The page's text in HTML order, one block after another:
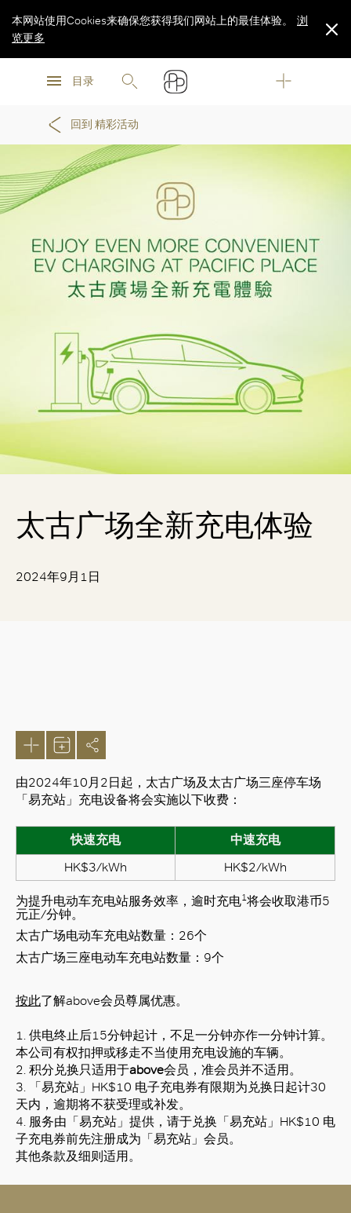
浏
目录
本网站使用Cookies来确保您获得我们网站上的最佳体验。
浏
览更多
回到 精彩活动
太古广场全新充电体验
2024年9月1日
由2024年10月2日起，太古广场及太古广场三座停车场
「易充站」充电设备将会实施以下收费：
快速充电
中速充电
HK$3/kWh
HK$2/kWh
为提升电动车充电站服务效率，逾时充电1将会收取港币5
元正/分钟。
太古广场电动车充电站数量：26个
太古广场三座电动车充电站数量：9个
按此了解above会员尊属优惠。
1. 供电终止后15分钟起计，不足一分钟亦作一分钟计算。
本公司有权扣押或移走不当使用充电设施的车辆。
2. 积分兑换只适用于above会员，准会员并不适用。
3. 「易充站」HK$10 电子充电券有限期为兑换日起计30
天内，逾期将不获受理或补发。
4. 服务由「易充站」提供，请于兑换「易充站」HK$10 电
子充电券前先注册成为「易充站」会员。
其他条款及细则适用。
好